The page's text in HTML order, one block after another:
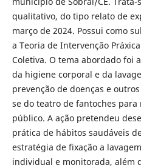
qualitativo, do tipo relato de
março de 2024. Possui como
a Teoria de Intervenção
Coletiva. O tema abordado foi
da higiene corporal e da
prevenção de doenças e
se do teatro de fantoches
público. A ação pretendeu
prática de hábitos saudáveis
estratégia de fixação a
individual e monitorada, além